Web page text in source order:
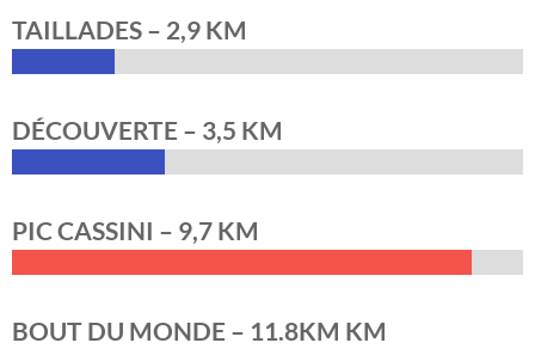
TAILLADES – 2,9 KM
DÉCOUVERTE – 3,5 KM
PIC CASSINI – 9,7 KM
BOUT DU MONDE – 11.8KM KM